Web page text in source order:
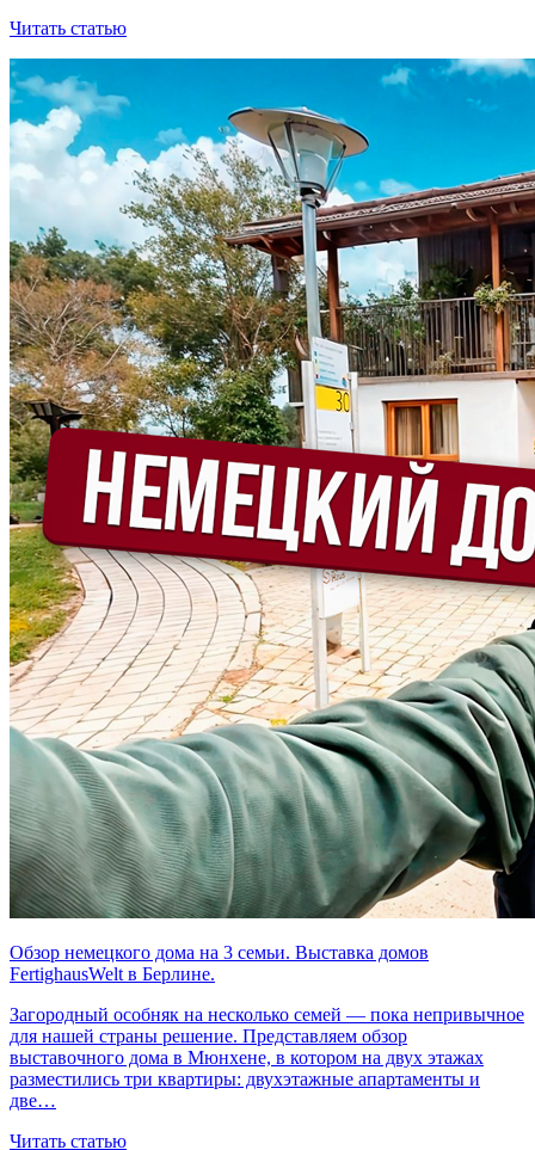
Читать статью
Обзор немецкого дома на 3 семьи. Выставка домов
FertighausWelt в Берлине.
Загородный особняк на несколько семей — пока непривычное
для нашей страны решение. Представляем обзор
выставочного дома в Мюнхене, в котором на двух этажах
разместились три квартиры: двухэтажные апартаменты и
две…
Читать статью